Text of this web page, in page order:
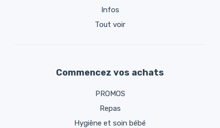
Infos
Tout voir
Commencez vos achats
PROMOS
Repas
Hygiène et soin bébé